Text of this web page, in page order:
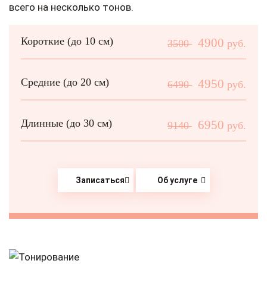
всего на несколько тонов.
Короткие (до 10 см) 3500 4900 руб.
Средние (до 20 см) 6490 4950 руб.
Длинные (до 30 см) 9140 6950 руб.
Записаться Об услуге